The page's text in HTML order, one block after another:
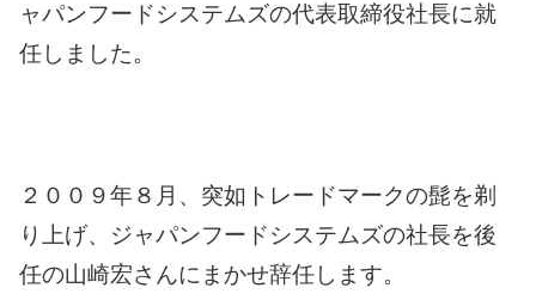
ャパンフードシステムズの代表取締役社長に就
任しました。
２００９年８月、突如トレードマークの髭を剃
り上げ、ジャパンフードシステムズの社長を後
任の山崎宏さんにまかせ辞任します。